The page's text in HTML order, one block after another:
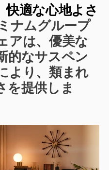
快適な心地よさ
ナムグループ
アは、優美な
的なサスペン
より、類まれ
を提供しま